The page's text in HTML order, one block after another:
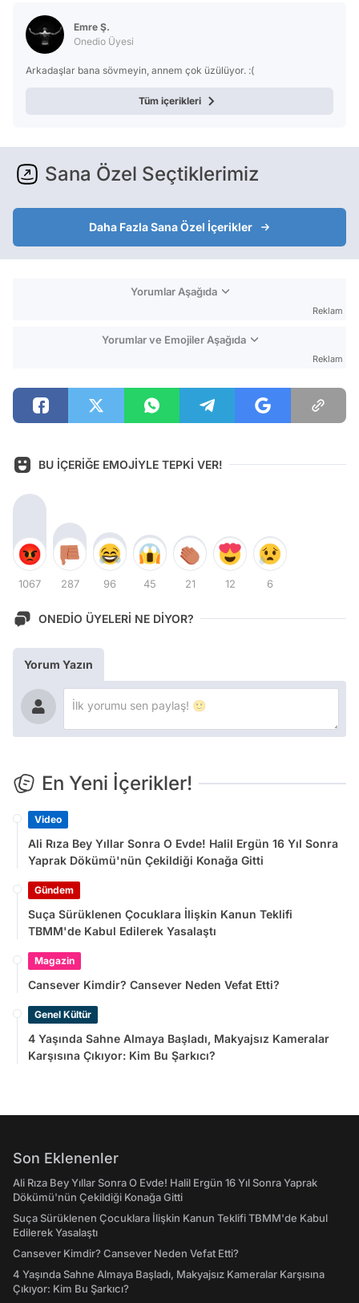
Emre Ş.
Onedio Üyesi
Arkadaşlar bana sövmeyin, annem çok üzülüyor. :(
Tüm içerikleri
Sana Özel Seçtiklerimiz
Daha Fazla Sana Özel İçerikler
Yorumlar Aşağıda
Reklam
Yorumlar ve Emojiler Aşağıda
Reklam
BU İÇERİĞE EMOJİYLE TEPKİ VER!
1067 287 96 45 21 12 6
ONEDİO ÜYELERİ NE DİYOR?
Yorum Yazın
En Yeni İçerikler!
Video
Ali Rıza Bey Yıllar Sonra O Evde! Halil Ergün 16 Yıl Sonra
Yaprak Dökümü'nün Çekildiği Konağa Gitti
Gündem
Suça Sürüklenen Çocuklara İlişkin Kanun Teklifi
TBMM'de Kabul Edilerek Yasalaştı
Magazin
Cansever Kimdir? Cansever Neden Vefat Etti?
Genel Kültür
4 Yaşında Sahne Almaya Başladı, Makyajsız Kameralar
Karşısına Çıkıyor: Kim Bu Şarkıcı?
Son Eklenenler
Ali Rıza Bey Yıllar Sonra O Evde! Halil Ergün 16 Yıl Sonra Yaprak
Dökümü'nün Çekildiği Konağa Gitti
Suça Sürüklenen Çocuklara İlişkin Kanun Teklifi TBMM'de Kabul
Edilerek Yasalaştı
Cansever Kimdir? Cansever Neden Vefat Etti?
4 Yaşında Sahne Almaya Başladı, Makyajsız Kameralar Karşısına
Çıkıyor: Kim Bu Şarkıcı?